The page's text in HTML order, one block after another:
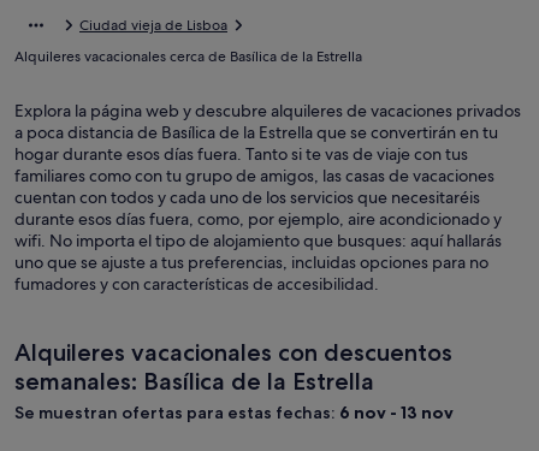
Ciudad vieja de Lisboa
Alquileres vacacionales cerca de Basílica de la Estrella
Explora la página web y descubre alquileres de vacaciones privados
a poca distancia de Basílica de la Estrella que se convertirán en tu
hogar durante esos días fuera. Tanto si te vas de viaje con tus
familiares como con tu grupo de amigos, las casas de vacaciones
cuentan con todos y cada uno de los servicios que necesitaréis
durante esos días fuera, como, por ejemplo, aire acondicionado y
wifi. No importa el tipo de alojamiento que busques: aquí hallarás
uno que se ajuste a tus preferencias, incluidas opciones para no
fumadores y con características de accesibilidad.
Alquileres vacacionales con descuentos
semanales: Basílica de la Estrella
Se muestran ofertas para estas fechas: 6 nov - 13 nov